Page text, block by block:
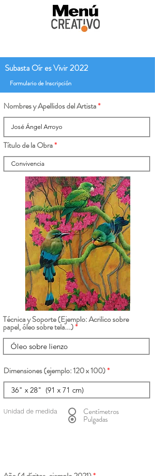
Subasta Oír es Vivir 2022
Formulario de Inscripción
Nombres y Apellidos del Artista
Título de la Obra
Técnica y Soporte (Ejemplo: Acrilico sobre
papel, óleo sobre tela...)
Dimensiones (ejemplo: 120 x 100)
Unidad de medida Centímetros
Pulgadas